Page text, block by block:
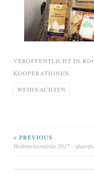
VERÖFFENTLICHT IN
KOOPERATIONEN
WEIHNACHTEN
< PREVIOUS
Weihnachtsmärkte 2017 –